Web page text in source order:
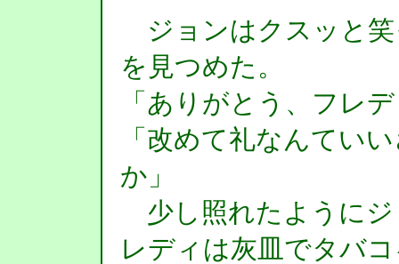
ジョンはクスッと笑
を見つめた。
「ありがとう、フレ
「改めて礼なんてい
か」
少し照れたようにジ
レディは灰皿でタバ